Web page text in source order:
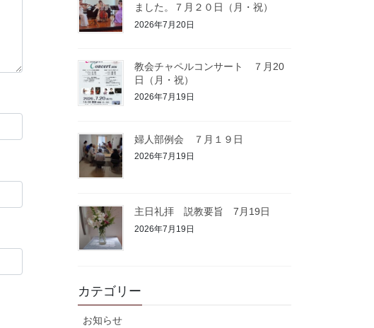
ました。７月２０日（月・祝）
2026年7月20日
教会チャペルコンサート ７月20
日（月・祝）
2026年7月19日
婦人部例会 ７月１９日
2026年7月19日
主日礼拝 説教要旨 7月19日
2026年7月19日
カテゴリー
お知らせ